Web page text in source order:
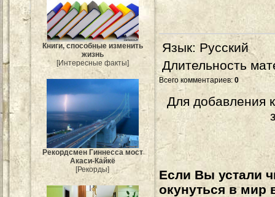
Книги, способные изменить
жизнь
[Интересные факты]
Рекордсмен Гиннесса мост
Акаси-Кайкё
[Рекорды]
Язык: Русский
Длительность
Всего комментариев: 0
Для добавления
Если Вы устали
окунуться в мир